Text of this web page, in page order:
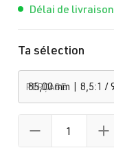
Délai de
Ta sélection
PERÇAGE